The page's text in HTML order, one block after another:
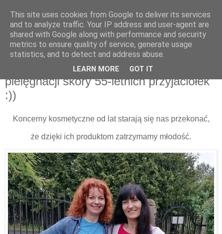
17 grudnia 2024
Kremy czy geny, czyli porównanie
pielęgnacji skóry 55-letnich przyjaciółek
:))
Koncerny kosmetyczne od lat starają się nas przekonać,
że dzięki ich produktom zatrzymamy młodość.
This site uses cookies from Google to deliver its services
and to analyze traffic. Your IP address and user-agent are
shared with Google along with performance and security
metrics to ensure quality of service, generate usage
statistics, and to detect and address abuse.
LEARN MORE GOT IT